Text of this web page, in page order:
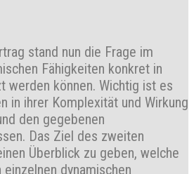
stand nun die Frage im
Fähigkeiten konkret in
werden können. Wichtig ist es
in ihrer Komplexität und Wirkung
den gegebenen
Das Ziel des zweiten
Überblick zu geben, welche
dynamischen